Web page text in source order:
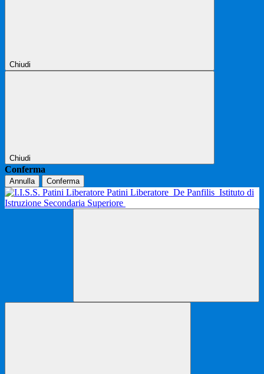
Chiudi
Chiudi
Conferma
Annulla Conferma
Patini Liberatore De Panfilis Istituto di
Istruzione Secondaria Superiore